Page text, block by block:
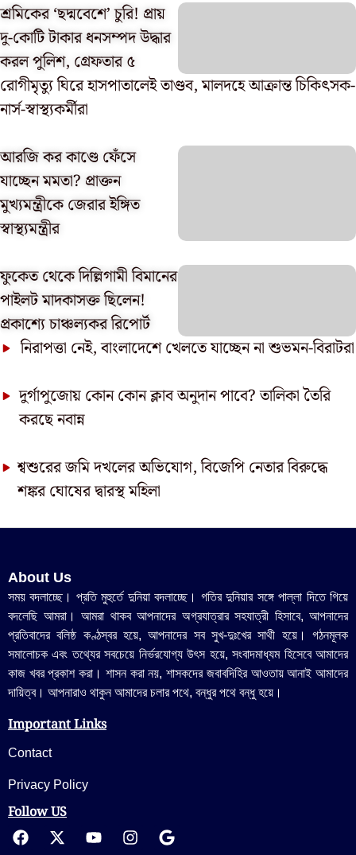
শ্রমিকের ‘ছদ্মবেশে’ চুরি! প্রায়
দু-কোটি টাকার ধনসম্পদ উদ্ধার
করল পুলিশ, গ্রেফতার ৫
রোগীমৃত্যু ঘিরে হাসপাতালেই তাণ্ডব, মালদহে আক্রান্ত চিকিৎসক-
নার্স-স্বাস্থ্যকর্মীরা
আরজি কর কাণ্ডে ফেঁসে
যাচ্ছেন মমতা? প্রাক্তন
মুখ্যমন্ত্রীকে জেরার ইঙ্গিত
স্বাস্থ্যমন্ত্রীর
ফুকেত থেকে দিল্লিগামী বিমানের
পাইলট মাদকাসক্ত ছিলেন!
প্রকাশ্যে চাঞ্চল্যকর রিপোর্ট
নিরাপত্তা নেই, বাংলাদেশে খেলতে যাচ্ছেন না শুভমন-বিরাটরা
দুর্গাপুজোয় কোন কোন ক্লাব অনুদান পাবে? তালিকা তৈরি
করছে নবান্ন
শ্বশুরের জমি দখলের অভিযোগ, বিজেপি নেতার বিরুদ্ধে
শঙ্কর ঘোষের দ্বারস্থ মহিলা
About Us
সময় বদলাচ্ছে। প্রতি মুহুর্তে দুনিয়া বদলাচ্ছে। গতির দুনিয়ার সঙ্গে পাল্লা দিতে গিয়ে
বদলেছি আমরা। আমরা থাকব আপনাদের অগ্রযাত্রার সহযাত্রী হিসাবে, আপনাদের
প্রতিবাদের বলিষ্ঠ কণ্ঠস্বর হয়ে, আপনাদের সব সুখ-দুঃখের সাথী হয়ে। গঠনমূলক
সমালোচক এবং তথ্যের সবচেয়ে নির্ভরযোগ্য উ‍ৎস হয়ে, সংবাদমাধ্যম হিসেবে আমাদের
কাজ খবর প্রকাশ করা। শাসন করা নয়, শাসকদের জবাবদিহির আওতায় আনাই আমাদের
দায়িত্ব। আপনারাও থাকুন আমাদের চলার পথে, বন্ধুর পথে বন্ধু হয়ে।
Important Links
Contact
Privacy Policy
Follow US